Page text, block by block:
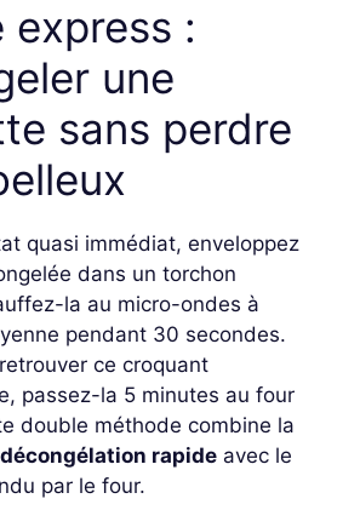
express :
une
sans perdre
quasi immédiat, enveloppez
dans un torchon
la au micro-ondes à
pendant 30 secondes.
ce croquant
passez-la 5 minutes au four
double méthode combine la
décongélation rapide avec le
par le four.